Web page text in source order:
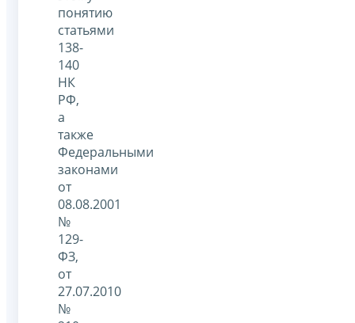
понятию
статьями
138-
140
НК
РФ,
а
также
Федеральными
законами
от
08.08.2001
№
129-
ФЗ,
от
27.07.2010
№